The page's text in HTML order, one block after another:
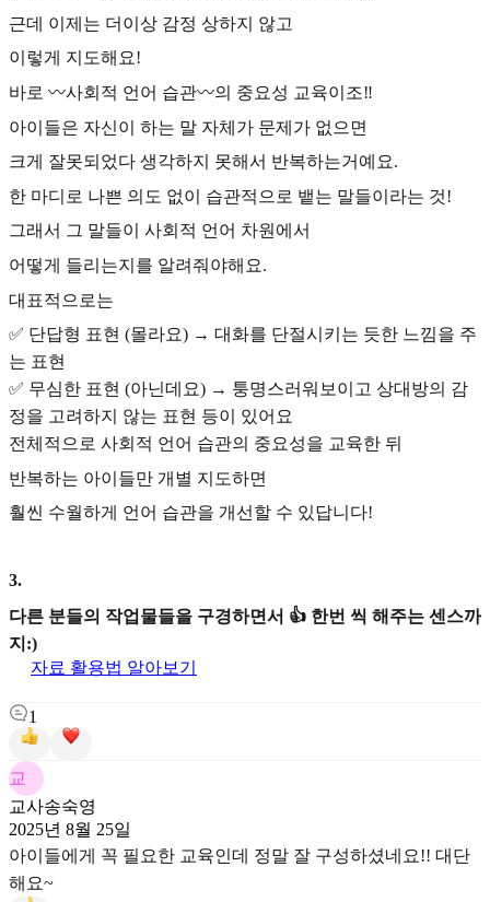
근데 이제는 더이상 감정 상하지 않고
이렇게 지도해요!
바로 〰️사회적 언어 습관〰️의 중요성 교육이조‼️
아이들은 자신이 하는 말 자체가 문제가 없으면
크게 잘못되었다 생각하지 못해서 반복하는거예요.
한 마디로 나쁜 의도 없이 습관적으로 뱉는 말들이라는 것!
그래서 그 말들이 사회적 언어 차원에서
어떻게 들리는지를 알려줘야해요.
대표적으로는
✅ 단답형 표현 (몰라요) → 대화를 단절시키는 듯한 느낌을 주
는 표현
✅ 무심한 표현 (아닌데요) → 퉁명스러워보이고 상대방의 감
정을 고려하지 않는 표현 등이 있어요
전체적으로 사회적 언어 습관의 중요성을 교육한 뒤
반복하는 아이들만 개별 지도하면
훨씬 수월하게 언어 습관을 개선할 수 있답니다!
3.
다른 분들의 작업물들을 구경하면서 👍 한번 씩 해주는 센스까
지:)
자료 활용법 알아보기
1
교
교사송숙영
2025년 8월 25일
아이들에게 꼭 필요한 교육인데 정말 잘 구성하셨네요!! 대단
해요~